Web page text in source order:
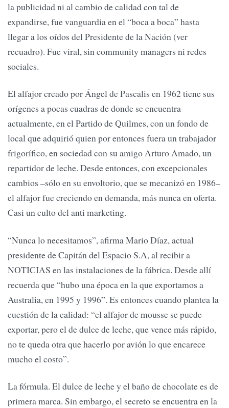
la publicidad ni al cambio de calidad con tal de
expandirse, fue vanguardia en el “boca a boca” hasta
llegar a los oídos del Presidente de la Nación (ver
recuadro). Fue viral, sin community managers ni redes
sociales.
El alfajor creado por Ángel de Pascalis en 1962 tiene sus
orígenes a pocas cuadras de donde se encuentra
actualmente, en el Partido de Quilmes, con un fondo de
local que adquirió quien por entonces fuera un trabajador
frigorífico, en sociedad con su amigo Arturo Amado, un
repartidor de leche. Desde entonces, con excepcionales
cambios –sólo en su envoltorio, que se mecanizó en 1986–
el alfajor fue creciendo en demanda, más nunca en oferta.
Casi un culto del anti marketing.
“Nunca lo necesitamos”, afirma Mario Díaz, actual
presidente de Capitán del Espacio S.A, al recibir a
NOTICIAS en las instalaciones de la fábrica. Desde allí
recuerda que “hubo una época en la que exportamos a
Australia, en 1995 y 1996”. Es entonces cuando plantea la
cuestión de la calidad: “el alfajor de mousse se puede
exportar, pero el de dulce de leche, que vence más rápido,
no te queda otra que hacerlo por avión lo que encarece
mucho el costo”.
La fórmula. El dulce de leche y el baño de chocolate es de
primera marca. Sin embargo, el secreto se encuentra en la